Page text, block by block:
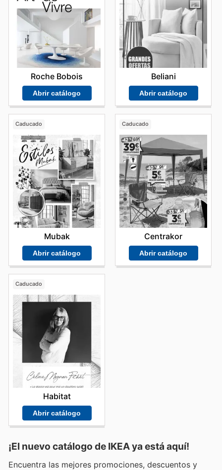
Roche Bobois
Abrir catálogo
Beliani
Abrir catálogo
Caducado
Mubak
Abrir catálogo
Caducado
Centrakor
Abrir catálogo
Caducado
Habitat
Abrir catálogo
¡El nuevo catálogo de IKEAya está aquí!
Encuentra las mejores promociones, descuentos y